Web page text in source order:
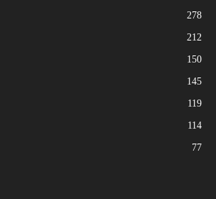
278
212
150
145
119
114
77